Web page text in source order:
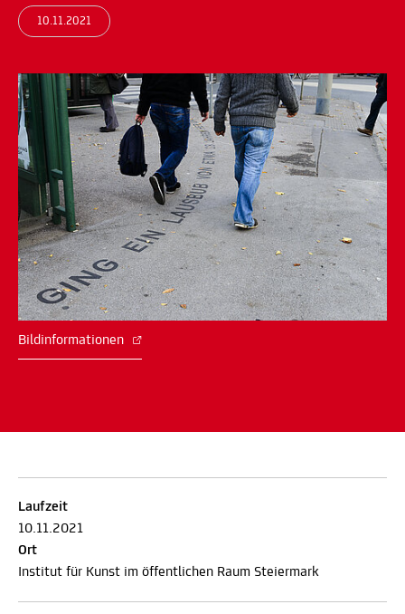
10.11.2021
Bildinformationen
Laufzeit
10.11.2021
Ort
Institut für Kunst im öffentlichen Raum Steiermark